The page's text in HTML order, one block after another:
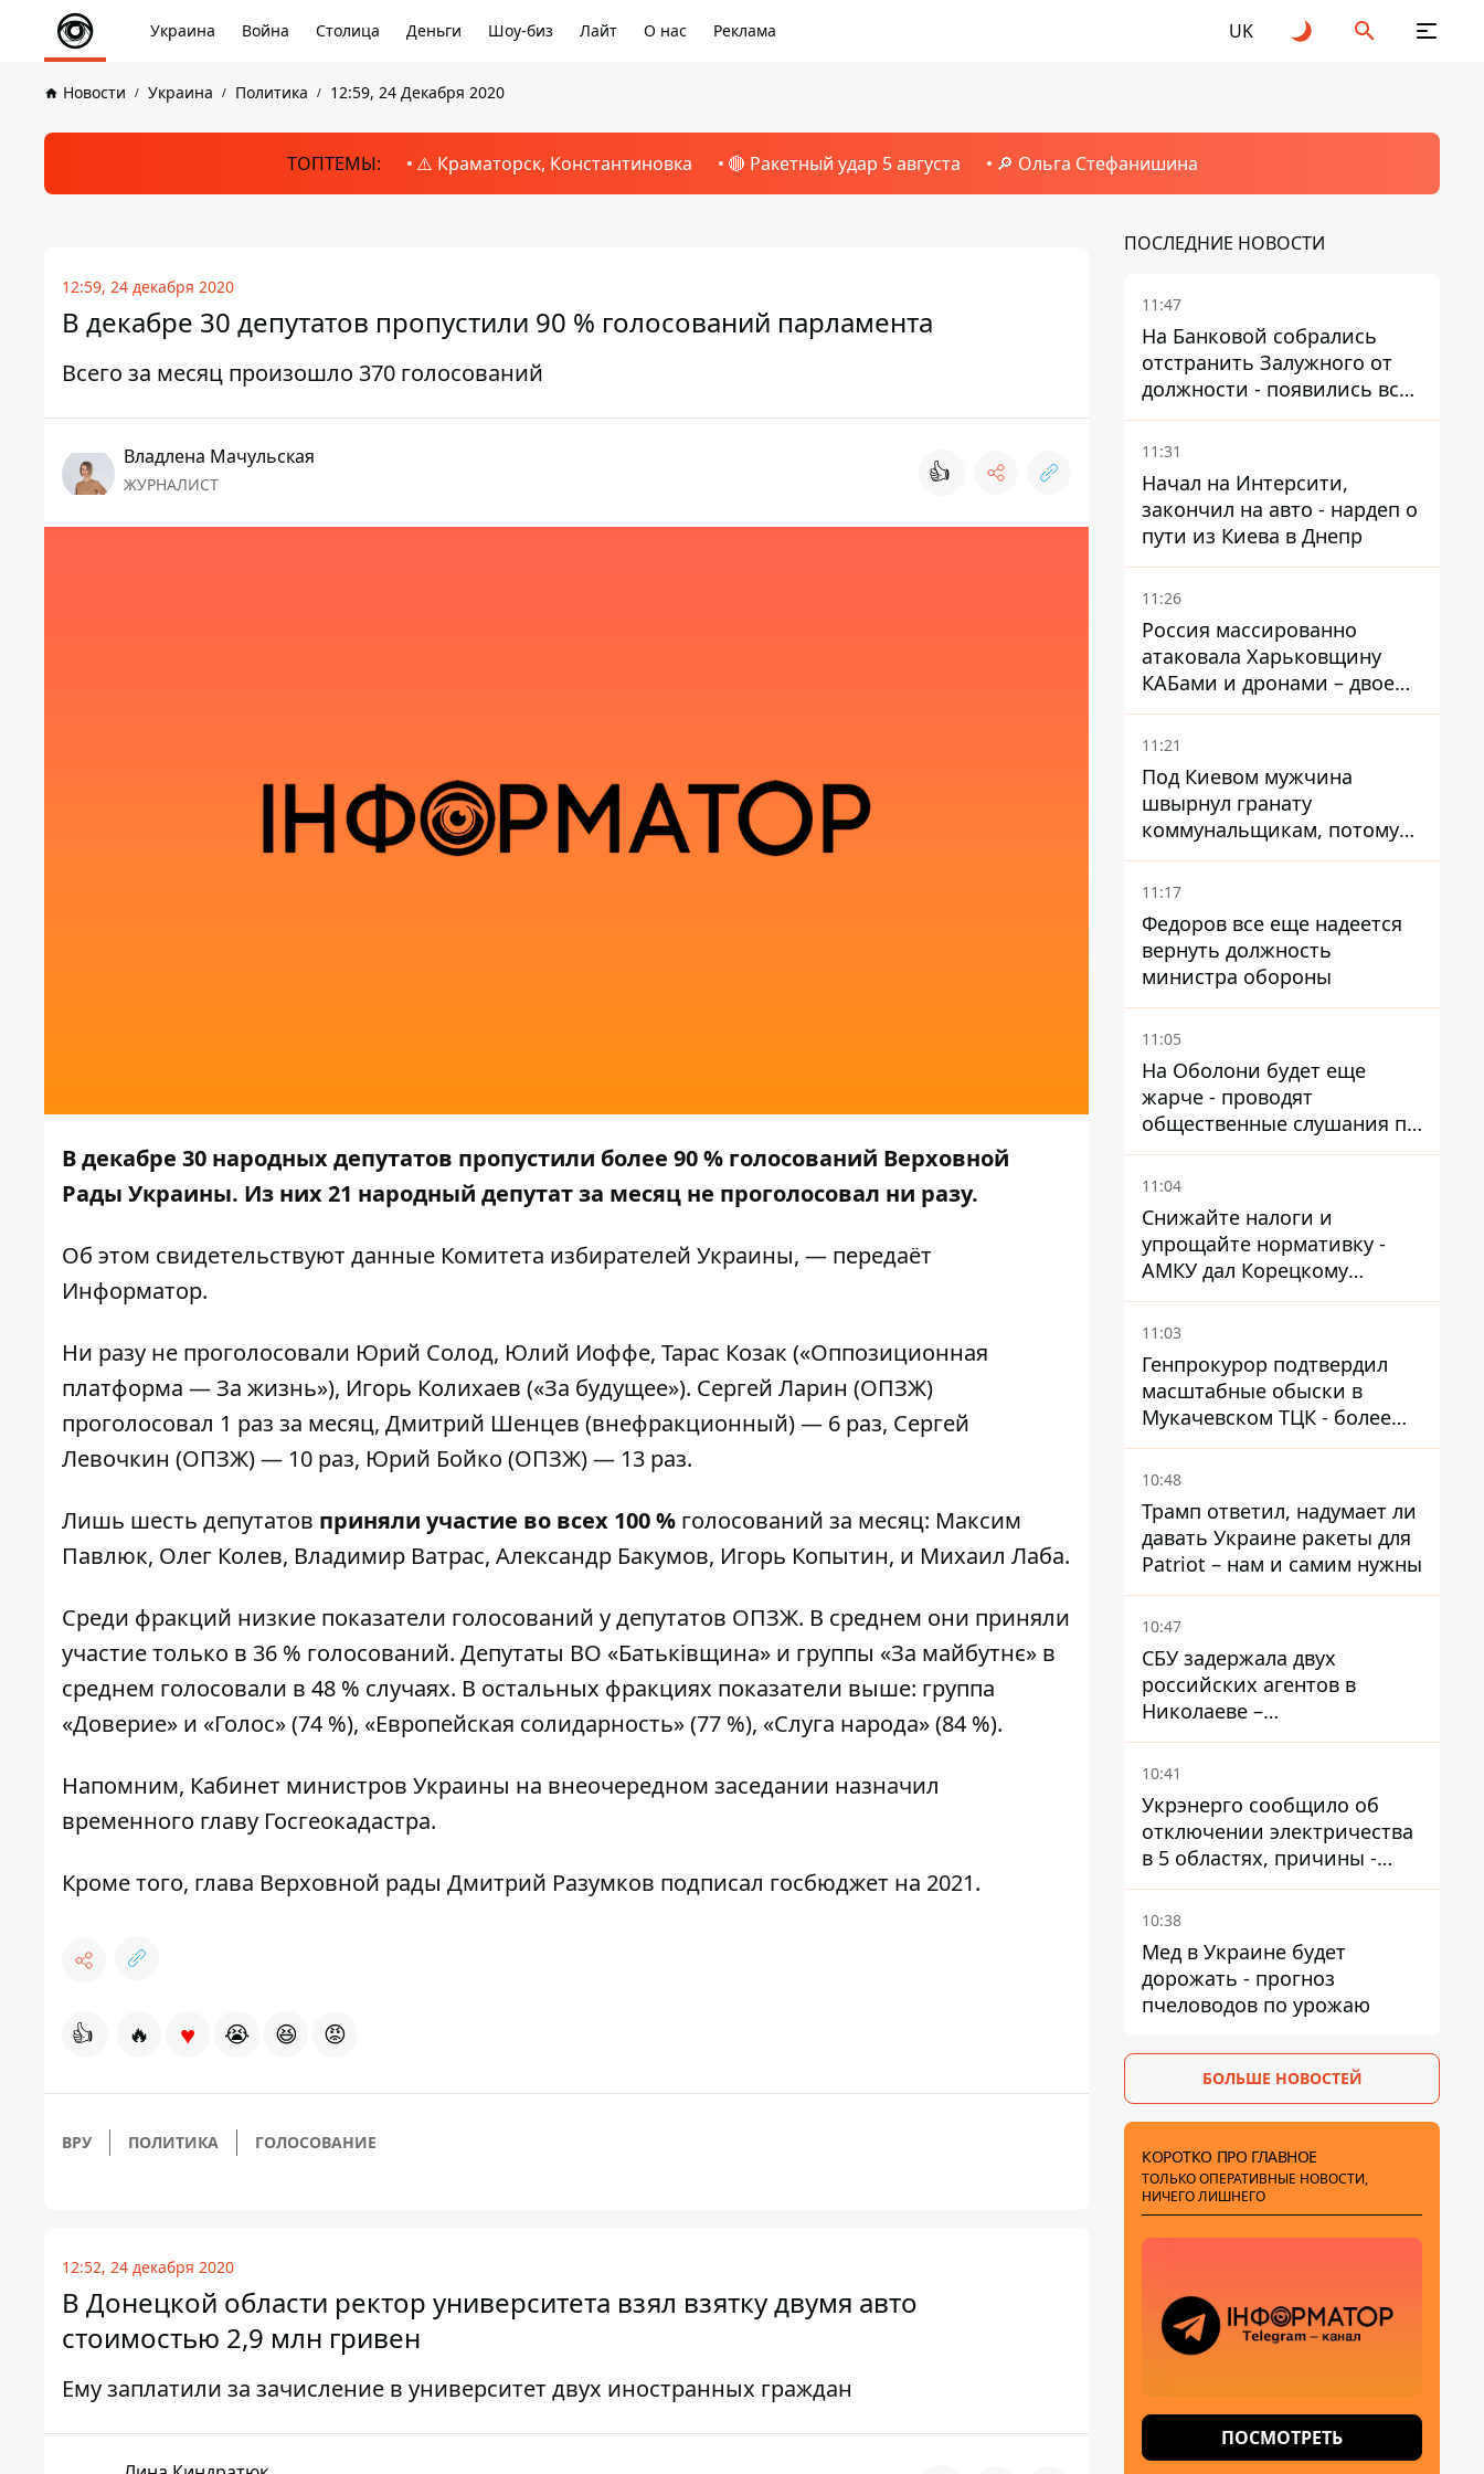
Украина Война Столица Деньги Шоу-биз Лайт О нас Реклама UK
Новости Украина Политика 12:59, 24 Декабря 2020
ТОПТЕМЫ: ⚠️ Краматорск, Константиновка 🔴 Ракетный удар 5 августа 🔎 Ольга Стефанишина
12:59, 24 декабря 2020
В декабре 30 депутатов пропустили 90 % голосований парламента
Всего за месяц произошло 370 голосований
Владлена Мачульская
ЖУРНАЛИСТ 👍
В декабре 30 народных депутатов пропустили более 90 % голосований Верховной
Рады Украины. Из них 21 народный депутат за месяц не проголосовал ни разу.
Об этом свидетельствуют данные Комитета избирателей Украины, — передаёт
Информатор.
Ни разу не проголосовали Юрий Солод, Юлий Иоффе, Тарас Козак («Оппозиционная
платформа — За жизнь»), Игорь Колихаев («За будущее»). Сергей Ларин (ОПЗЖ)
проголосовал 1 раз за месяц, Дмитрий Шенцев (внефракционный) — 6 раз, Сергей
Левочкин (ОПЗЖ) — 10 раз, Юрий Бойко (ОПЗЖ) — 13 раз.
Лишь шесть депутатов приняли участие во всех 100 % голосований за месяц: Максим
Павлюк, Олег Колев, Владимир Ватрас, Александр Бакумов, Игорь Копытин, и Михаил Лаба.
Среди фракций низкие показатели голосований у депутатов ОПЗЖ. В среднем они приняли
участие только в 36 % голосований. Депутаты ВО «Батьківщина» и группы «За майбутнє» в
среднем голосовали в 48 % случаях. В остальных фракциях показатели выше: группа
«Доверие» и «Голос» (74 %), «Европейская солидарность» (77 %), «Слуга народа» (84 %).
Напомним, Кабинет министров Украины на внеочередном заседании назначил
временного главу Госгеокадастра.
Кроме того, глава Верховной рады Дмитрий Разумков подписал госбюджет на 2021.
👍 🔥 ♥ 😭 😆 😡
ВРУ ПОЛИТИКА ГОЛОСОВАНИЕ
12:52, 24 декабря 2020
В Донецкой области ректор университета взял взятку двумя авто
стоимостью 2,9 млн гривен
Ему заплатили за зачисление в университет двух иностранных граждан
ПОСЛЕДНИЕ НОВОСТИ
11:47
На Банковой собрались
отстранить Залужного от
должности - появились все
признаки
11:31
Начал на Интерсити,
закончил на авто - нардеп о
пути из Киева в Днепр
11:26
Россия массированно
атаковала Харьковщину
КАБами и дронами – двое
погибших и 19 раненых
11:21
Под Киевом мужчина
швырнул гранату
коммунальщикам, потому
что не хотел платить по
квитанциям
11:17
Федоров все еще надеется
вернуть должность
министра обороны
11:05
На Оболони будет еще
жарче - проводят
общественные слушания по
поводу храма УГКЦ на
Северной
11:04
Снижайте налоги и
упрощайте нормативку -
АМКУ дал Корецкому
советы по снижению цен на
топливо
11:03
Генпрокурор подтвердил
масштабные обыски в
Мукачевском ТЦК - более
1,5 тысяч списанных с
военного учета за взятки
10:48
Трамп ответил, надумает ли
давать Украине ракеты для
Patriot – нам и самим нужны
10:47
СБУ задержала двух
российских агентов в
Николаеве –
корректировали удары по
городу
10:41
Укрэнерго сообщило об
отключении электричества
в 5 областях, причины -
обстрелы и жара
10:38
Мед в Украине будет
дорожать - прогноз
пчеловодов по урожаю
БОЛЬШЕ НОВОСТЕЙ
КОРОТКО ПРО ГЛАВНОЕ
ТОЛЬКО ОПЕРАТИВНЫЕ НОВОСТИ,
НИЧЕГО ЛИШНЕГО
ПОСМОТРЕТЬ